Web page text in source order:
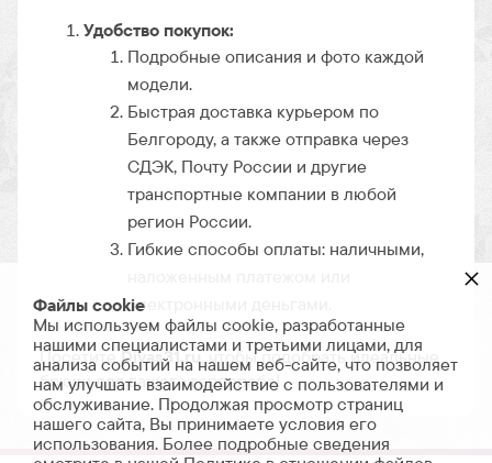
Удобство покупок:
Подробные описания и фото каждой
модели.
Быстрая доставка курьером по
Белгороду, а также отправка через
СДЭК, Почту России и другие
транспортные компании в любой
регион России.
Гибкие способы оплаты: наличными,
электронными деньгами.
ПосетитеDivas31.ru, чтобы подобрать идеальные
брюки для вашего гардероба!
Файлы cookie
Мы используем файлы cookie, разработанные
нашими специалистами и третьими лицами, для
анализа событий на нашем веб-сайте, что позволяет
нам улучшать взаимодействие с пользователями и
обслуживание. Продолжая просмотр страниц
нашего сайта, Вы принимаете условия его
использования. Более подробные сведения
×